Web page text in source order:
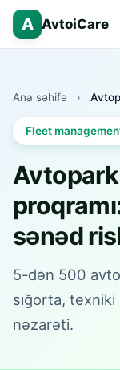
A AvtoiCare
Ana səhifə ›
Fleet
sənəd
5-dən 500
sığorta,
nəzarəti.